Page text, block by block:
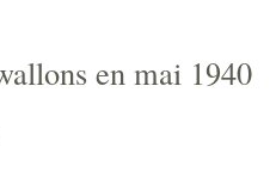
en mai 1940